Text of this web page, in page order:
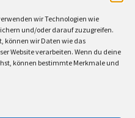
wir Technologien wie
und/oder darauf zuzugreifen.
können wir Daten wie das
Website verarbeiten. Wenn du deine
können bestimmte Merkmale und
mit Joe Astray
in the Green in der